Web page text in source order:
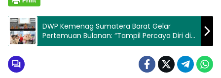
DWP Kemenag Sumatera Barat Gelar
Pertemuan Bulanan: “Tampil Percaya Diri di
Depan Podium”